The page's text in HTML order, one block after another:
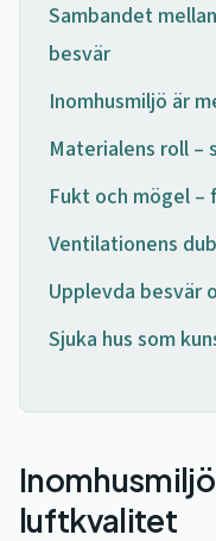
Sambandet
besvär
Inomhusmiljö är
Materialens roll –
Fukt och mögel –
Ventilationens
Upplevda besvär
Sjuka hus som
luftkvalitet